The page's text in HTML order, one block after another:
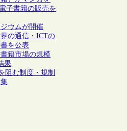
子書籍の販売を
ウムが開催
の通信・ICTの
を公表
籍市場の規模
果
阻む制度・規制